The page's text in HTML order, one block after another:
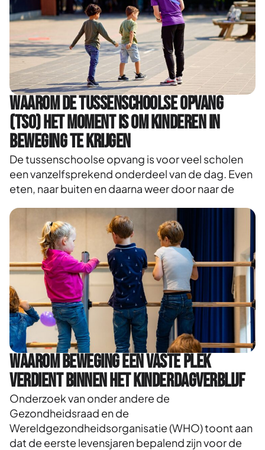
Waarom de tussenschoolse opvang
(TSO) het moment is om kinderen in
beweging te krijgen
De tussenschoolse opvang is voor veel scholen
een vanzelfsprekend onderdeel van de dag. Even
eten, naar buiten en daarna weer door naar de
Waarom beweging een vaste plek
verdient binnen het kinderdagverblijf
Onderzoek van onder andere de
Gezondheidsraad en de
Wereldgezondheidsorganisatie (WHO) toont aan
dat de eerste levensjaren bepalend zijn voor de